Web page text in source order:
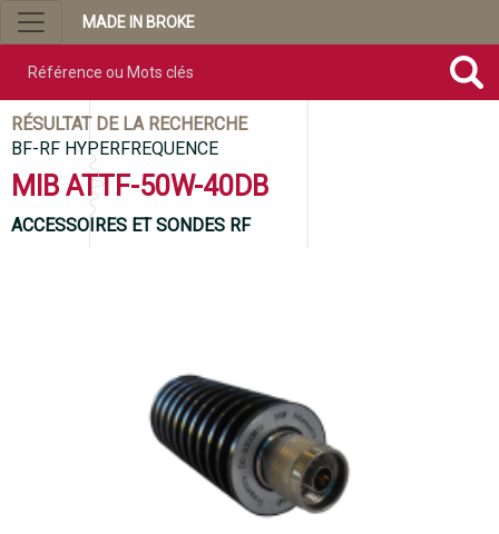
MADE IN BROKE
RÉSULTAT DE LA RECHERCHE
BF-RF HYPERFREQUENCE
MIB ATTF-50W-40DB
ACCESSOIRES ET SONDES RF